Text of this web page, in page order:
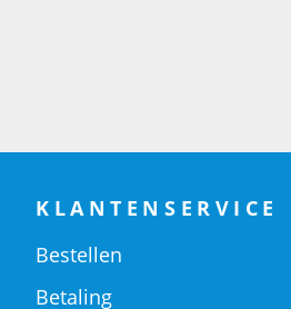
KLANTENSERVICE
Bestellen
Betaling